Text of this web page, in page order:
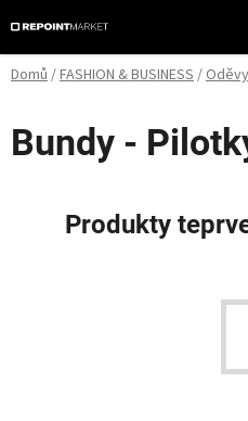
na
obsah
Domů/FASHION & BUSINESS/Oděvy
Bundy -
Produkty